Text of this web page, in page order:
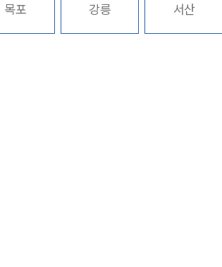
사례분석/최신동향
목포 강릉 서산